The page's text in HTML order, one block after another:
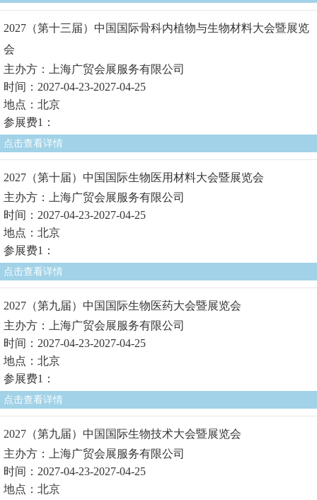
2027（第十三届）中国国际骨科内植物与生物材料大会暨展览
会
主办方：上海广贸会展服务有限公司
时间：2027-04-23-2027-04-25
地点：北京
参展费1：
点击查看详情
2027（第十届）中国国际生物医用材料大会暨展览会
主办方：上海广贸会展服务有限公司
时间：2027-04-23-2027-04-25
地点：北京
参展费1：
点击查看详情
2027（第九届）中国国际生物医药大会暨展览会
主办方：上海广贸会展服务有限公司
时间：2027-04-23-2027-04-25
地点：北京
参展费1：
点击查看详情
2027（第九届）中国国际生物技术大会暨展览会
主办方：上海广贸会展服务有限公司
时间：2027-04-23-2027-04-25
地点：北京